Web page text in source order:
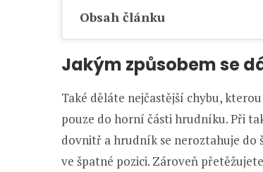
Obsah článku
Jakým způsobem se
Také děláte nejčastější chybu,
pouze do horní části hrudníku. Při
dovnitř a hrudník se neroztahuje do
ve špatné pozici. Zároveň